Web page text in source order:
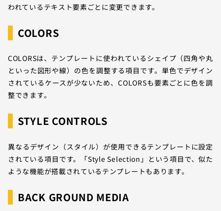
われているテキスト要素ごとに変更できます。
COLORS
COLORSは、テンプレートに使われているシェイプ（四角や丸
といった図形や線）の色を調整する項目です。単色でデザイン
されているケースが少ないため、COLORSも要素ごとに色を調
整できます。
STYLE CONTROLS
異なるデザイン（スタイル）が使用できるテンプレートに設定
されている項目です。「Style Selection」という項目で、似た
ような機能が搭載されているテンプレートもあります。
BACK GROUND MEDIA